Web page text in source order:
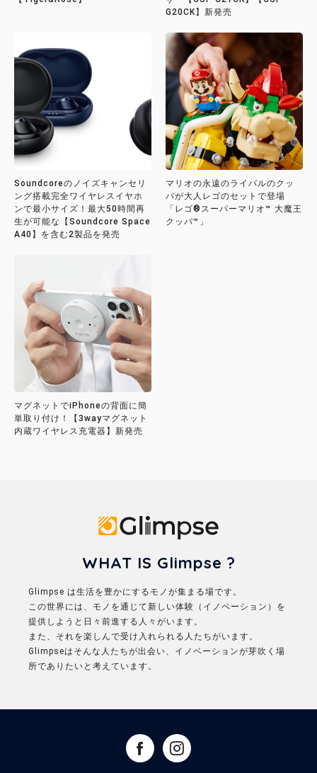
G20CK】新発売
Soundcoreのノイズキャンセリ
ング搭載完全ワイヤレスイヤホ
ンで最小サイズ！最大50時間再
生が可能な【Soundcore Space
A40】を含む2製品を発売
マリオの永遠のライバルのクッ
パが大人レゴのセットで登場
「レゴ®スーパーマリオ™ 大魔王
クッパ™」
マグネットでiPhoneの背面に簡
単取り付け！【3wayマグネット
内蔵ワイヤレス充電器】新発売
WHAT IS Glimpse ?
Glimpse は生活を豊かにするモノが集まる場です。
この世界には、モノを通じて新しい体験（イノベーション）を
提供しようと日々前進する人々がいます。
また、それを楽しんで受け入れられる人たちがいます。
Glimpseはそんな人たちが出会い、イノベーションが芽吹く場
所でありたいと考えています。